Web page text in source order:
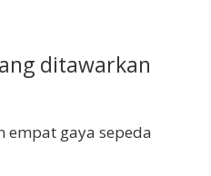
ditawarkan
empat gaya sepeda